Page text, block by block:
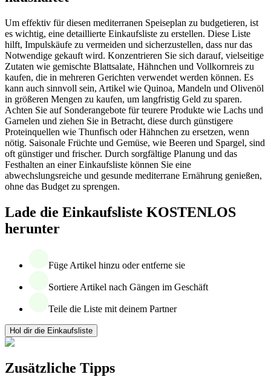
Um effektiv für diesen mediterranen Speiseplan zu budgetieren, ist
es wichtig, eine detaillierte Einkaufsliste zu erstellen. Diese Liste
hilft, Impulskäufe zu vermeiden und sicherzustellen, dass nur das
Notwendige gekauft wird. Konzentrieren Sie sich darauf, vielseitige
Zutaten wie gemischte Blattsalate, Hähnchen und Vollkornreis zu
kaufen, die in mehreren Gerichten verwendet werden können. Es
kann auch sinnvoll sein, Artikel wie Quinoa, Mandeln und Olivenöl
in größeren Mengen zu kaufen, um langfristig Geld zu sparen.
Achten Sie auf Sonderangebote für teurere Produkte wie Lachs und
Garnelen und ziehen Sie in Betracht, diese durch günstigere
Proteinquellen wie Thunfisch oder Hähnchen zu ersetzen, wenn
nötig. Saisonale Früchte und Gemüse, wie Beeren und Spargel, sind
oft günstiger und frischer. Durch sorgfältige Planung und das
Festhalten an einer Einkaufsliste können Sie eine
abwechslungsreiche und gesunde mediterrane Ernährung genießen,
ohne das Budget zu sprengen.
Lade die Einkaufsliste KOSTENLOS
herunter
Füge Artikel hinzu oder entferne sie
Sortiere Artikel nach Gängen im Geschäft
Teile die Liste mit deinem Partner
Hol dir die Einkaufsliste
Zusätzliche Tipps